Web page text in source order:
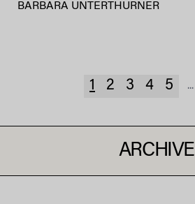
BARBARA UNTERTHURNER
1 2 3 4 5 ...
ARCHIVE